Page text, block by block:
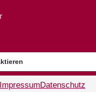
ImpressumDatenschutz